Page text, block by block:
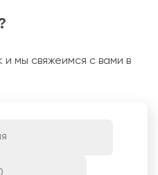
мы свяжеимся с вами в